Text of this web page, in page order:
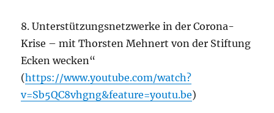
8. Unterstützungsnetzwerke in der Corona-
Krise – mit Thorsten Mehnert von der Stiftung
Ecken wecken“
(https://www.youtube.com/watch?
v=Sb5QC8vhgng&feature=youtu.be)